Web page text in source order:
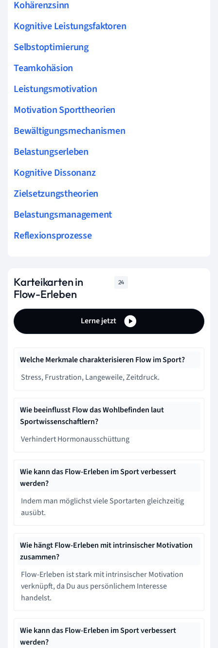
Kohärenzsinn
Kognitive Leistungsfaktoren
Selbstoptimierung
Teamkohäsion
Leistungsmotivation
Motivation Sporttheorien
Bewältigungsmechanismen
Belastungserleben
Kognitive Dissonanz
Zielsetzungstheorien
Belastungsmanagement
Reflexionsprozesse
Karteikarten in
Flow-Erleben
24
Lerne jetzt
Welche Merkmale charakterisieren Flow im Sport?
Stress, Frustration, Langeweile, Zeitdruck.
Wie beeinflusst Flow das Wohlbefinden laut
Sportwissenschaftlern?
Verhindert Hormonausschüttung
Wie kann das Flow-Erleben im Sport verbessert
werden?
Indem man möglichst viele Sportarten gleichzeitig
ausübt.
Wie hängt Flow-Erleben mit intrinsischer Motivation
zusammen?
Flow-Erleben ist stark mit intrinsischer Motivation
verknüpft, da Du aus persönlichem Interesse
handelst.
Wie kann das Flow-Erleben im Sport verbessert
werden?